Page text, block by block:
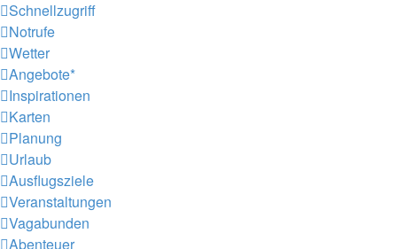
Schnellzugriff
Notrufe
Wetter
Angebote*
Inspirationen
Karten
Planung
Urlaub
Ausflugsziele
Veranstaltungen
Vagabunden
Abenteuer